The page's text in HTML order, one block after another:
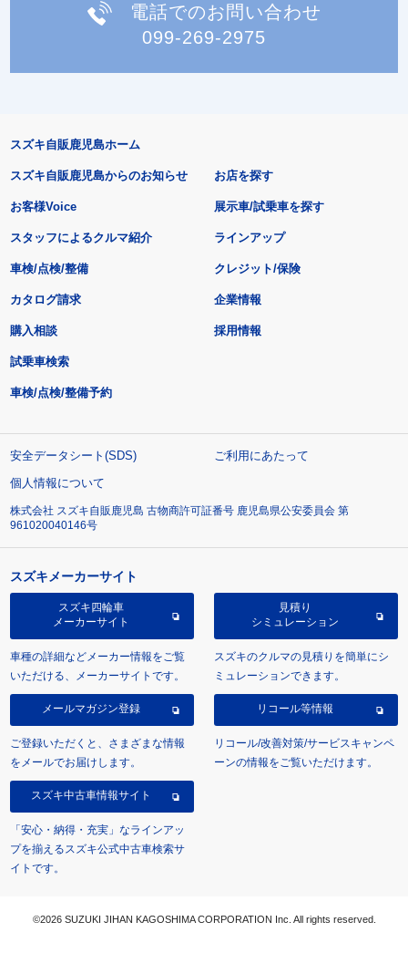
電話でのお問い合わせ
099-269-2975
スズキ自販鹿児島ホーム
スズキ自販鹿児島からのお知らせ
お客様Voice
スタッフによるクルマ紹介
お店を探す
展示車/試乗車を探す
ラインアップ
車検/点検/整備 クレジット/保険
カタログ請求
購入相談
試乗車検索
車検/点検/整備予約
企業情報
採用情報
安全データシート(SDS)
ご利用にあたって
個人情報について
株式会社 スズキ自販鹿児島 古物商許可証番号 鹿児島県公安委員会 第
961020040146号
スズキメーカーサイト
スズキ四輪車
メーカーサイト
車種の詳細などメーカー情報をご覧
いただける、メーカーサイトです。
見積り
シミュレーション
スズキのクルマの見積りを簡単にシ
ミュレーションできます。
メールマガジン登録
ご登録いただくと、さまざまな情報
をメールでお届けします。
リコール等情報
リコール/改善対策/サービスキャンペ
ーンの情報をご覧いただけます。
スズキ中古車情報サイト
「安心・納得・充実」なラインアッ
プを揃えるスズキ公式中古車検索サ
イトです。
©2026 SUZUKI JIHAN KAGOSHIMA CORPORATION Inc. All rights reserved.